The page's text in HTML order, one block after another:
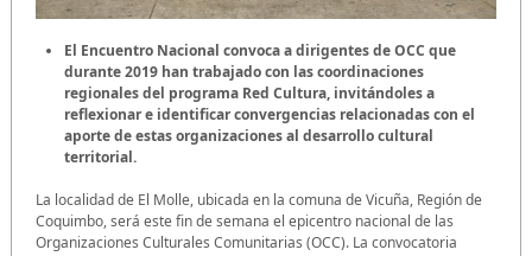
El Encuentro Nacional convoca a dirigentes de OCC que
durante 2019 han trabajado con las coordinaciones
regionales del programa Red Cultura, invitándoles a
reflexionar e identificar convergencias relacionadas con el
aporte de estas organizaciones al desarrollo cultural
territorial.
La localidad de El Molle, ubicada en la comuna de Vicuña, Región de
Coquimbo, será este fin de semana el epicentro nacional de las
Organizaciones Culturales Comunitarias (OCC). La convocatoria